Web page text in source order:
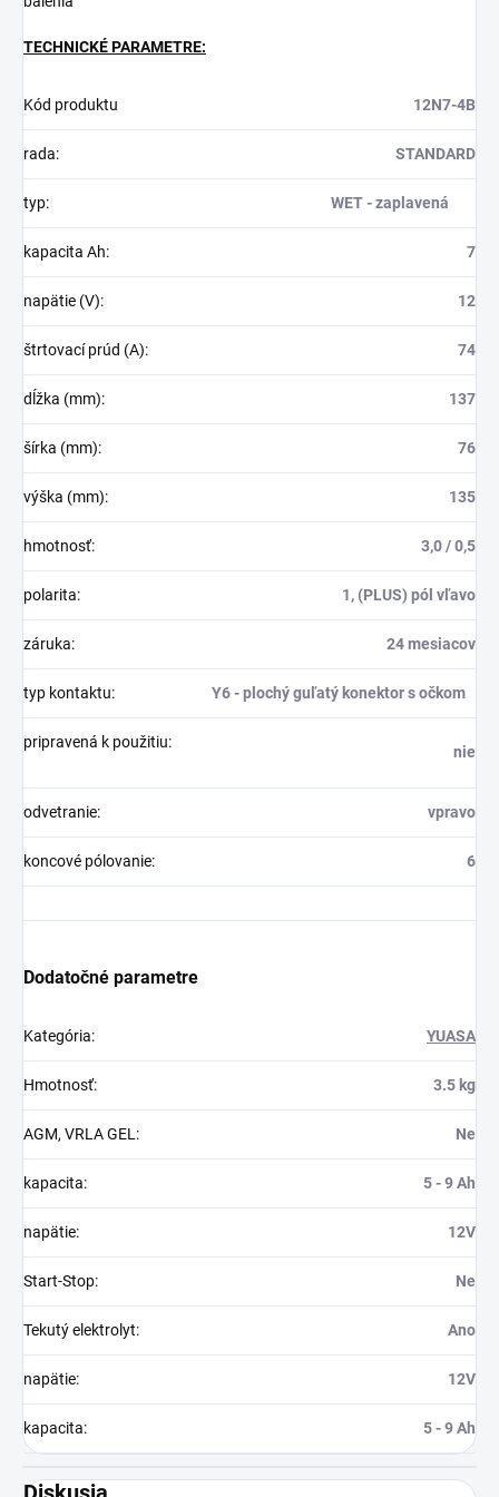
TECHNICKÉ PARAMETRE:
Kód produktu 12N7-4B
rada: STANDARD
typ: WET - zaplavená
kapacita Ah: 7
napätie (V): 12
štrtovací prúd (A): 74
dĺžka (mm): 137
šírka (mm): 76
výška (mm): 135
hmotnosť: 3,0 / 0,5
polarita: 1, (PLUS) pól vľavo
záruka: 24 mesiacov
typ kontaktu: Y6 - plochý guľatý konektor s očkom
pripravená k použitiu:
nie
odvetranie: vpravo
koncové pólovanie: 6
Dodatočné parametre
Kategória: YUASA
Hmotnosť: 3.5 kg
AGM, VRLA GEL : Ne
kapacita: 5 - 9 Ah
napätie: 12V
Start-Stop: Ne
Tekutý elektrolyt: Ano
napätie: 12V
kapacita: 5 - 9 Ah